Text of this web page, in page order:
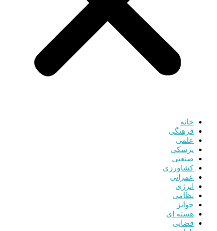
خانه
فرهنگی
علمی
پزشکی
صنعتی
کشاورزی
عمرانی
انرژی
نظامی
جوایز
هسته ای
قضایی